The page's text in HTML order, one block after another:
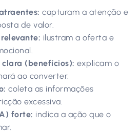
capturam a atenção e
de valor.
ilustram a oferta e
(benefícios): explicam o
ao converter.
coleta as informações
excessiva.
forte: indica a ação que o